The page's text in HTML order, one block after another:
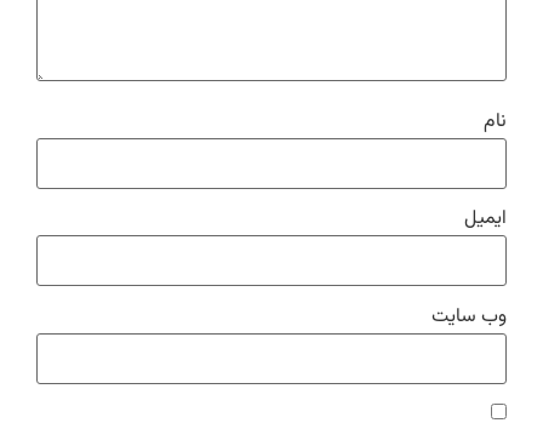
نام
ایمیل
وب‌ سایت